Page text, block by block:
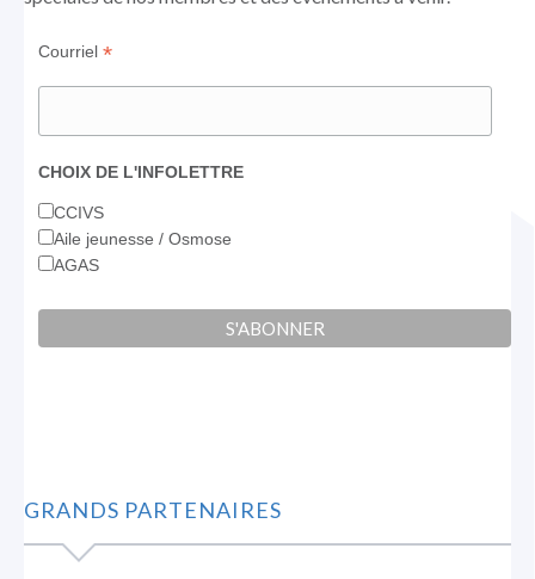
Courriel*
CHOIX DE L'INFOLETTRE
CCIVS
Aile jeunesse / Osmose
AGAS
GRANDS PARTENAIRES